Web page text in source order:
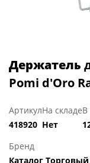
Держатель
Pomi d'Oro
Артикул
418920
На складе
Нет
В
Бренд
Каталог